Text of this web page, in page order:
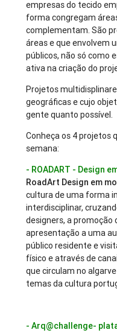
empresas do tecido
forma congregam
complementam. São
áreas e que envolvem
públicos, não só como
ativa na criação do
Projetos
geográficas e cujo
gente quanto possível.
Conheça os 4 projetos
semana:
- ROADART - Design
RoadArt Design em
cultura de uma forma
interdisciplinar,
designers, a
apresentação a uma
público residente e
físico e através de
que circulam no
temas da cultura
- Arq@challenge-